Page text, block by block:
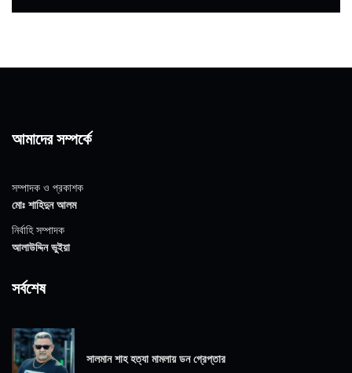
আমাদের সম্পর্কে
সম্পাদক ও প্রকাশক
মোঃ শাহিদুন আলম
নির্বাহি সম্পাদক
আলাউদ্দিন ভুইয়া
সর্বশেষ
সালমান শাহ হত্যা মামলায় ডন গ্রেপ্তার